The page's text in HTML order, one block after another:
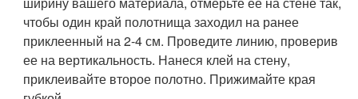
чтобы один край полотнища заходил на ранее
приклеенный на 2-4 см. Проведите линию, проверив
ее на вертикальность. Нанеся клей на стену,
приклеивайте второе полотно. Прижимайте края